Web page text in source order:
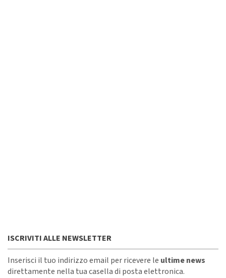
ISCRIVITI ALLE NEWSLETTER
Inserisci il tuo indirizzo email per ricevere le ultime news
direttamente nella tua casella di posta elettronica.